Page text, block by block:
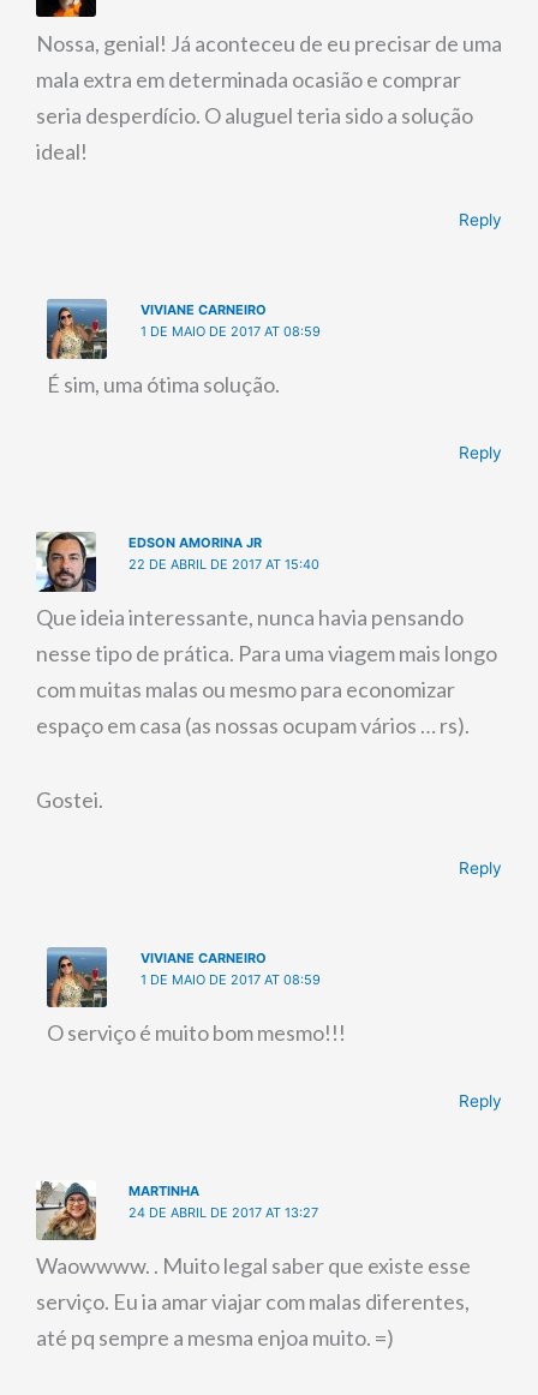
Nossa, genial! Já aconteceu de eu precisar de uma
mala extra em determinada ocasião e comprar
seria desperdício. O aluguel teria sido a solução
ideal!
Reply
VIVIANE CARNEIRO
1 DE MAIO DE 2017 AT 08:59
É sim, uma ótima solução.
Reply
EDSON AMORINA JR
22 DE ABRIL DE 2017 AT 15:40
Que ideia interessante, nunca havia pensando
nesse tipo de prática. Para uma viagem mais longo
com muitas malas ou mesmo para economizar
espaço em casa (as nossas ocupam vários … rs).
Gostei.
Reply
VIVIANE CARNEIRO
1 DE MAIO DE 2017 AT 08:59
O serviço é muito bom mesmo!!!
Reply
MARTINHA
24 DE ABRIL DE 2017 AT 13:27
Waowwww. . Muito legal saber que existe esse
serviço. Eu ia amar viajar com malas diferentes,
até pq sempre a mesma enjoa muito. =)